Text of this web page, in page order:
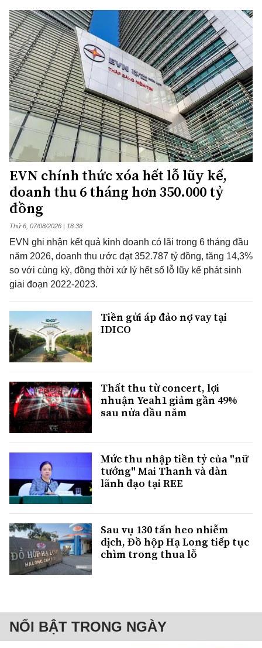
EVN chính thức xóa hết lỗ lũy kế,
doanh thu 6 tháng hơn 350.000 tỷ
đồng
Thứ 6, 07/08/2026 | 18:38
EVN ghi nhận kết quả kinh doanh có lãi trong 6 tháng đầu
năm 2026, doanh thu ước đạt 352.787 tỷ đồng, tăng 14,3%
so với cùng kỳ, đồng thời xử lý hết số lỗ lũy kế phát sinh
giai đoạn 2022-2023.
Tiền gửi áp đảo nợ vay tại
IDICO
Thất thu từ concert, lợi
nhuận Yeah1 giảm gần 49%
sau nửa đầu năm
Mức thu nhập tiền tỷ của "nữ
tướng" Mai Thanh và dàn
lãnh đạo tại REE
Sau vụ 130 tấn heo nhiễm
dịch, Đồ hộp Hạ Long tiếp tục
chìm trong thua lỗ
NỔI BẬT TRONG NGÀY